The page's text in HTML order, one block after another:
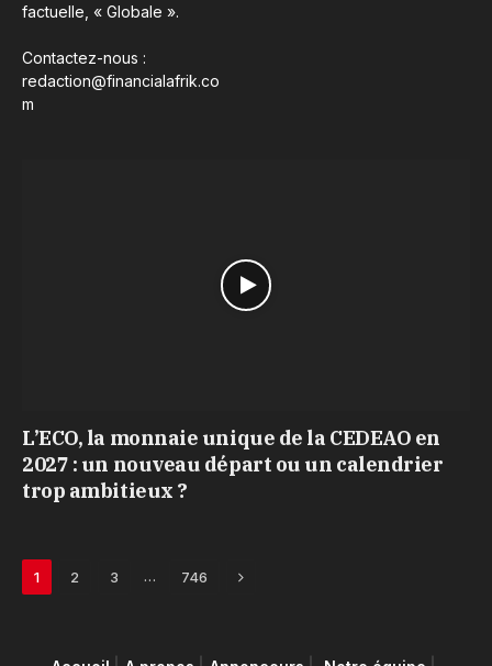
factuelle, « Globale ».
Contactez-nous :
redaction@financialafrik.co
m
L’ECO, la monnaie unique de la CEDEAO en
2027 : un nouveau départ ou un calendrier
trop ambitieux ?
1 2 3 … 746 Next